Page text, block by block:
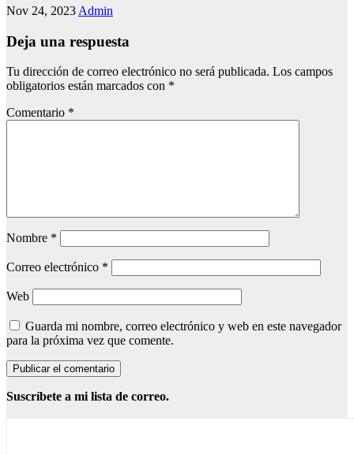
Nov 24, 2023 Admin
Deja una respuesta
Tu dirección de correo electrónico no será publicada. Los campos
obligatorios están marcados con *
Comentario *
Nombre *
Correo electrónico *
Web
Guarda mi nombre, correo electrónico y web en este navegador
para la próxima vez que comente.
Suscríbete a mi lista de correo.